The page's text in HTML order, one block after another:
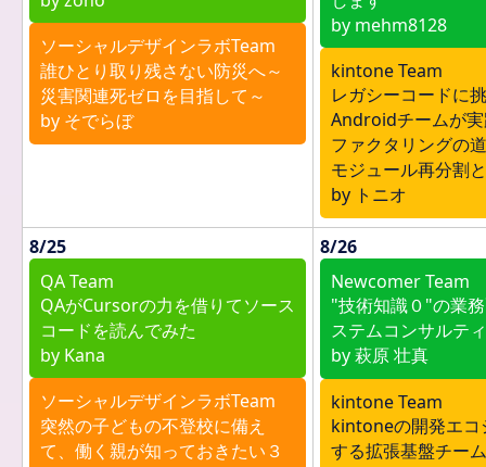
ソーシャルデザインラボTeam
誰ひとり取り残さない防災へ～
災害関連死ゼロを目指して～
by そでらぼ
by mehm8128
kintone Team
レガシーコードに
Androidチームが
ファクタリングの
モジュール再分割
by トニオ
8/25
QA Team
QAがCursorの力を借りてソース
コードを読んでみた
by Kana
ソーシャルデザインラボTeam
突然の子どもの不登校に備え
て、働く親が知っておきたい３
8/26
Newcomer Team
"技術知識０"の業
ステムコンサルテ
by 萩原 壮真
kintone Team
kintoneの開発エコ
する拡張基盤チー